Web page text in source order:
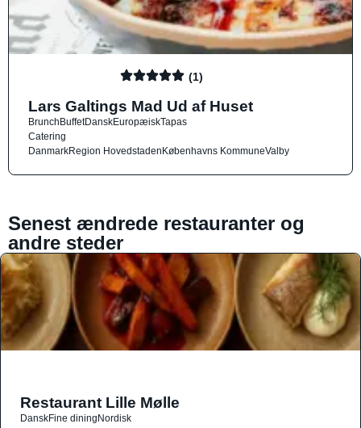
(1)
Lars Galtings Mad Ud af Huset
BrunchBuffetDanskEuropæiskTapas
Catering
DanmarkRegion HovedstadenKøbenhavns KommuneValby
Senest ændrede restauranter og
andre steder
Restaurant Lille Mølle
DanskFine diningNordisk